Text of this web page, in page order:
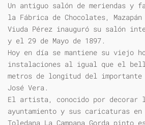
Un antiguo salón de meriendas y
la Fábrica de Chocolates,
Viuda Pérez inauguró su salón
y el 29 de Mayo de 1897.
Hoy en día se mantiene su viejo
instalaciones al igual que el
metros de longitud del
José Vera.
El artista, conocido por decorar
ayuntamiento y sus caricaturas
Toledana La Campana Gorda pinto